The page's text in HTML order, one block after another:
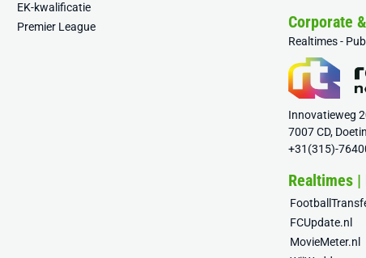
EK-kwalificatie
Premier League
Corporate
Realtimes -
Innovatieweg
7007 CD,
+31(315)-
Realtimes
FCUpdate.nl
MovieMeter.nl